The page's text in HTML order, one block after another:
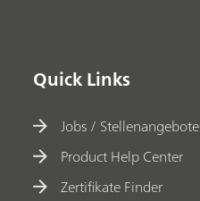
Quick Links
Jobs / Stellenangebote
Product Help Center
Zertifikate Finder